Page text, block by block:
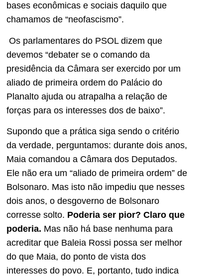
bases econômicas e sociais daquilo que
chamamos de “neofascismo”.
Os parlamentares do PSOL dizem que
devemos “debater se o comando da
presidência da Câmara ser exercido por um
aliado de primeira ordem do Palácio do
Planalto ajuda ou atrapalha a relação de
forças para os interesses dos de baixo”.
Supondo que a prática siga sendo o critério
da verdade, perguntamos: durante dois anos,
Maia comandou a Câmara dos Deputados.
Ele não era um “aliado de primeira ordem” de
Bolsonaro. Mas isto não impediu que nesses
dois anos, o desgoverno de Bolsonaro
corresse solto. Poderia ser pior? Claro que
poderia. Mas não há base nenhuma para
acreditar que Baleia Rossi possa ser melhor
do que Maia, do ponto de vista dos
interesses do povo. E, portanto, tudo indica